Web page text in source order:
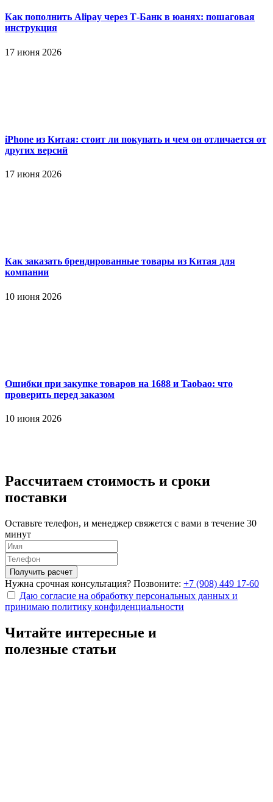
Как пополнить Alipay через Т-Банк в юанях: пошаговая
инструкция
17 июня 2026
iPhone из Китая: стоит ли покупать и чем он отличается от
других версий
17 июня 2026
Как заказать брендированные товары из Китая для
компании
10 июня 2026
Ошибки при закупке товаров на 1688 и Taobao: что
проверить перед заказом
10 июня 2026
Рассчитаем стоимость и сроки
поставки
Оставьте телефон, и менеджер свяжется с вами в течение 30
минут
Получить расчет
Нужна срочная консультация? Позвоните: +7 (908) 449 17-60
Даю согласие на обработку персональных данных и
принимаю политику конфиденциальности
Читайте интересные и
полезные статьи